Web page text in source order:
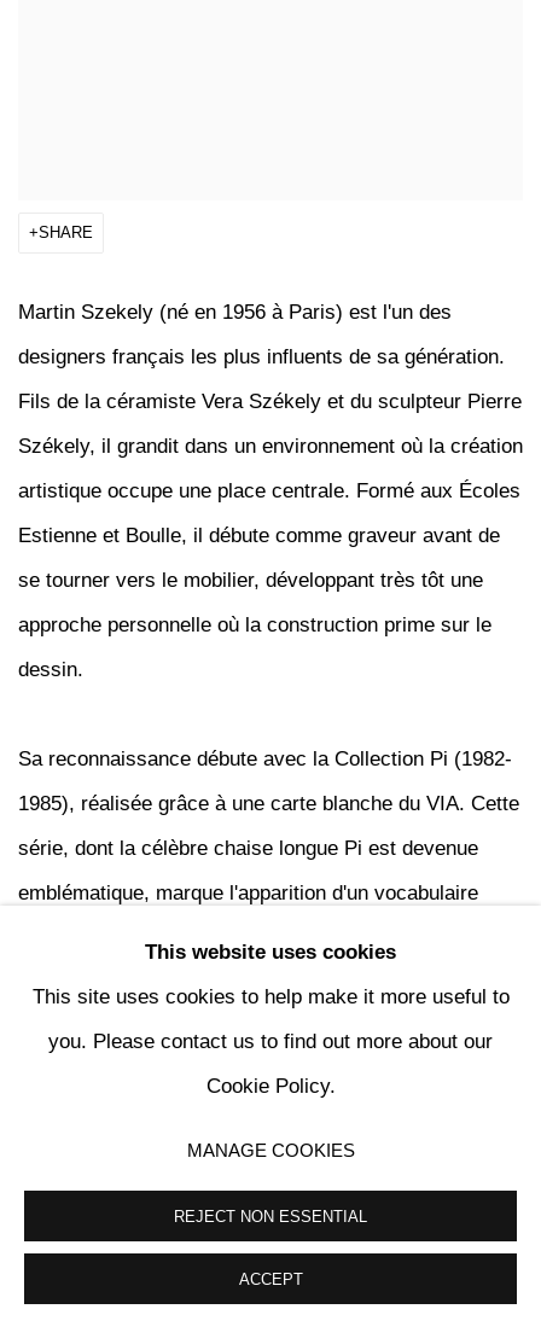
SHARE
Martin Szekely (né en 1956 à Paris) est l'un des
designers français les plus influents de sa génération.
Fils de la céramiste Vera Székely et du sculpteur Pierre
Székely, il grandit dans un environnement où la création
artistique occupe une place centrale. Formé aux Écoles
Estienne et Boulle, il débute comme graveur avant de
se tourner vers le mobilier, développant très tôt une
approche personnelle où la construction prime sur le
dessin.
Sa reconnaissance débute avec la Collection Pi (1982-
1985), réalisée grâce à une carte blanche du VIA. Cette
série, dont la célèbre chaise longue Pi est devenue
emblématique, marque l'apparition d'un vocabulaire
majeurs du design français des années 1980.
À partir du milieu des années 1990, son travail connaît
This website uses cookies
This site uses cookies to help make it more useful to
you. Please contact us to find out more about our
Cookie Policy.
MANAGE COOKIES
REJECT NON ESSENTIAL
ACCEPT